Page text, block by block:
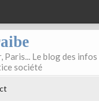
Paris... Le blog des
société